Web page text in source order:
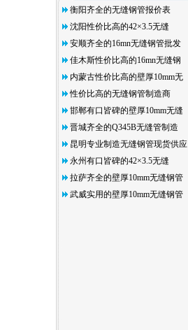
衡阳齐全的无缝钢管报价表
沈阳性价比高的42×3.5无缝
安顺齐全的16mn无缝钢管批发
佳木斯性价比高的16mn无缝钢
内蒙古性价比高的壁厚10mm无
性价比高的无缝钢管制造商
邯郸有口皆碑的壁厚10mm无缝
晋城齐全的Q345B无缝管制造
昆明专业制造无缝钢管现货供应
永州有口皆碑的42×3.5无缝
拉萨齐全的壁厚10mm无缝钢管
武威实用的壁厚10mm无缝钢管